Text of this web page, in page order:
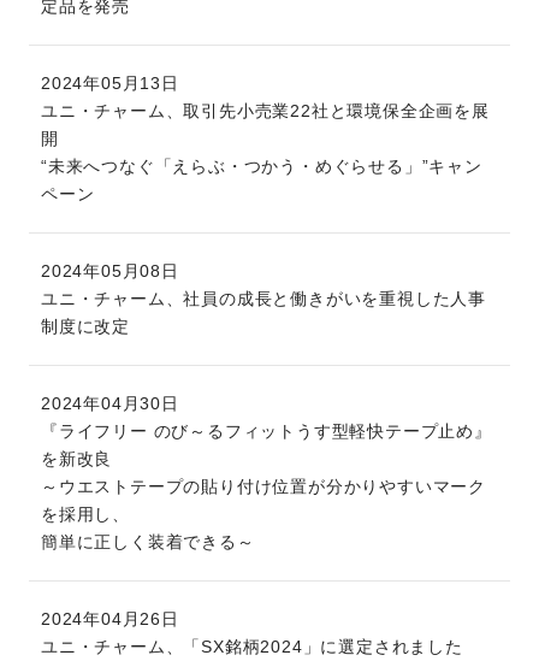
定品を発売
2024年05月13日
ユニ・チャーム、取引先小売業22社と環境保全企画を展
開
“未来へつなぐ「えらぶ・つかう・めぐらせる」”キャン
ペーン
2024年05月08日
ユニ・チャーム、社員の成長と働きがいを重視した人事
制度に改定
2024年04月30日
『ライフリー のび～るフィットうす型軽快テープ止め』
を新改良
～ウエストテープの貼り付け位置が分かりやすいマーク
を採用し、
簡単に正しく装着できる～
2024年04月26日
ユニ・チャーム、「SX銘柄2024」に選定されました